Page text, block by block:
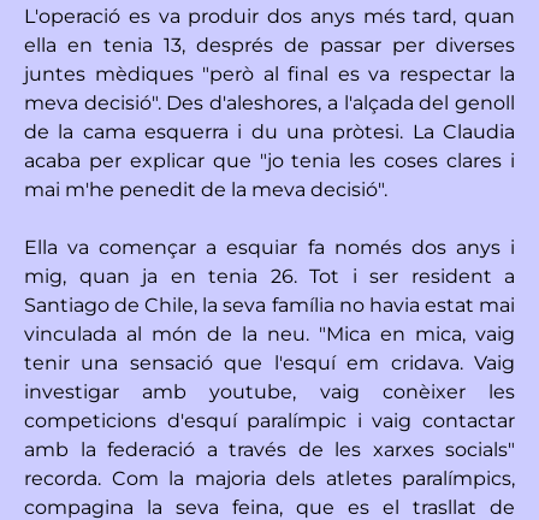
L'operació es va produir dos anys més tard, quan
ella en tenia 13, després de passar per diverses
juntes mèdiques "però al final es va respectar la
meva decisió". Des d'aleshores, a l'alçada del genoll
de la cama esquerra i du una pròtesi. La Claudia
acaba per explicar que "jo tenia les coses clares i
mai m'he penedit de la meva decisió".
Ella va començar a esquiar fa només dos anys i
mig, quan ja en tenia 26. Tot i ser resident a
Santiago de Chile, la seva família no havia estat mai
vinculada al món de la neu. "Mica en mica, vaig
tenir una sensació que l'esquí em cridava. Vaig
investigar amb youtube, vaig conèixer les
competicions d'esquí paralímpic i vaig contactar
amb la federació a través de les xarxes socials"
recorda. Com la majoria dels atletes paralímpics,
compagina la seva feina, que es el trasllat de